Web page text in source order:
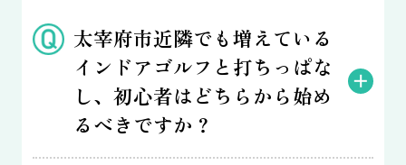
太宰府市近隣でも増えている
インドアゴルフと打ちっぱな
し、初心者はどちらから始め
るべきですか？